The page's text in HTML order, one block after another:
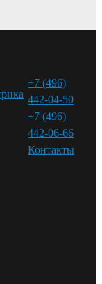
+7 (496)
442-04-50
+7 (496)
442-06-66
Контакты⁠